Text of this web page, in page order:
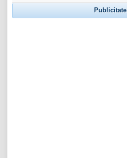
Publicitate